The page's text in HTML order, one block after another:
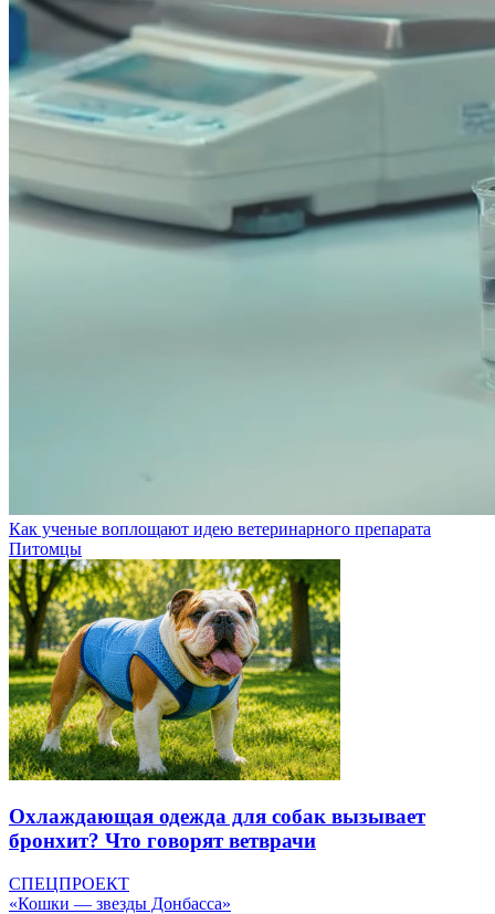
Как ученые воплощают идею ветеринарного препарата
Питомцы
Охлаждающая одежда для собак вызывает
бронхит? Что говорят ветврачи
СПЕЦПРОЕКТ
«Кошки — звезды Донбасса»